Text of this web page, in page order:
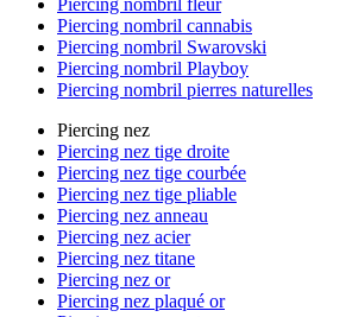
Piercing nombril fleur
Piercing nombril cannabis
Piercing nombril Swarovski
Piercing nombril Playboy
Piercing nombril pierres naturelles
Piercing nez
Piercing nez tige droite
Piercing nez tige courbée
Piercing nez tige pliable
Piercing nez anneau
Piercing nez acier
Piercing nez titane
Piercing nez or
Piercing nez plaqué or